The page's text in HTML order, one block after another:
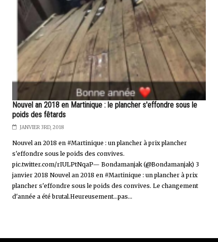
Nouvel an 2018 en Martinique : le plancher s'effondre sous le
poids des fêtards
JANVIER 3RD, 2018
Nouvel an 2018 en #Martinique : un plancher à prix plancher
s'effondre sous le poids des convives.
pic.twitter.com/rIULPtNqaP— Bondamanjak (@Bondamanjak) 3
janvier 2018 Nouvel an 2018 en #Martinique : un plancher à prix
plancher s'effondre sous le poids des convives. Le changement
d'année a été brutal.Heureusement...pas...